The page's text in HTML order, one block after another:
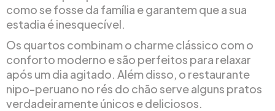
como se fosse da família e garantem que a sua
estadia é inesquecível.
Os quartos combinam o charme clássico com o
conforto moderno e são perfeitos para relaxar
após um dia agitado. Além disso, o restaurante
nipo-peruano no rés do chão serve alguns pratos
verdadeiramente únicos e deliciosos.